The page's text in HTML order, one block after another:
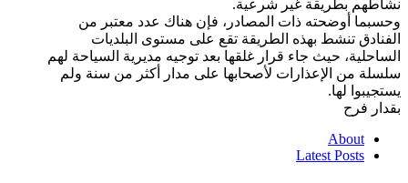
نشاطهم بطريقة غير شرعية.
وحسبما أوضحته ذات المصادر، فإن هناك عدد معتبر من
الفنادق تنشط بهذه الطريقة تقع على مستوى البلديات
الساحلية، حيث جاء قرار غلقها بعد توجيه مديرية السياحة لهم
سلسلة من الإعذارات لأصحابها على مدار أكثر من سنة ولم
يستجيبوا لها.
بقدار فرح
About
Latest Posts